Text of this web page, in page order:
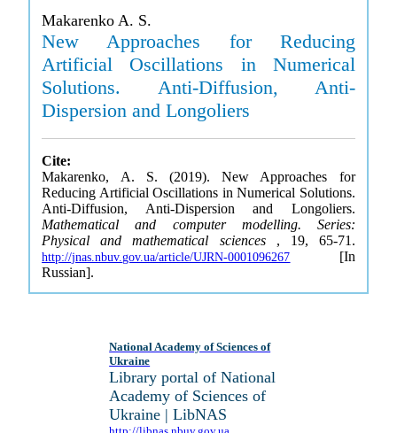
Makarenko A. S.
New Approaches for Reducing
Artificial Oscillations in Numerical
Solutions. Anti-Diffusion, Anti-
Dispersion and Longoliers
Cite:
Makarenko, A. S. (2019). New Approaches for
Reducing Artificial Oscillations in Numerical Solutions.
Anti-Diffusion, Anti-Dispersion and Longoliers.
Mathematical and computer modelling. Series:
Physical and mathematical sciences , 19, 65-71.
http://jnas.nbuv.gov.ua/article/UJRN-0001096267 [In
Russian].
National Academy of Sciences of
Ukraine
Library portal of National
Academy of Sciences of
Ukraine | LibNAS